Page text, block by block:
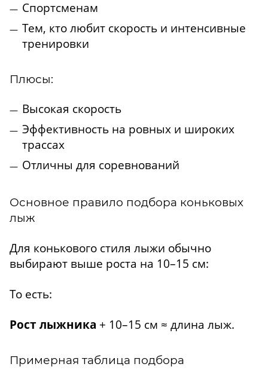
Спортсменам
Тем, кто любит скорость и интенсивные
тренировки
Плюсы:
Высокая скорость
Эффективность на ровных и широких
трассах
Отличны для соревнований
Основное правило подбора коньковых
лыж
Для конькового стиля лыжи обычно
выбирают выше роста на 10–15 см:
То есть:
Рост лыжника + 10–15 см ≈ длина лыж.
Примерная таблица подбора